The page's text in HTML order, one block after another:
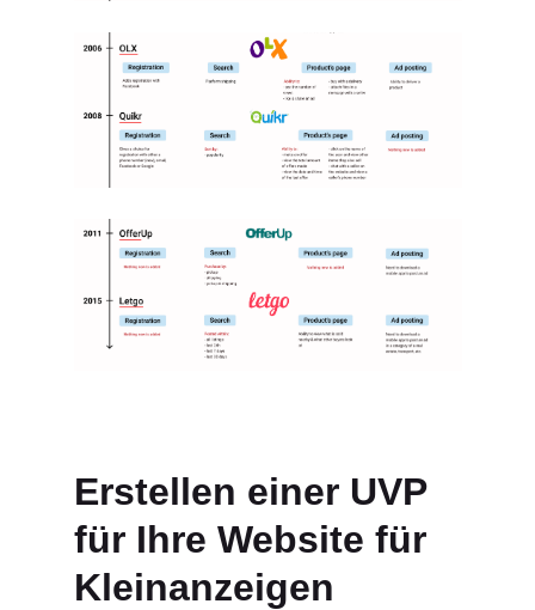
Erstellen einer UVP
für Ihre Website für
Kleinanzeigen